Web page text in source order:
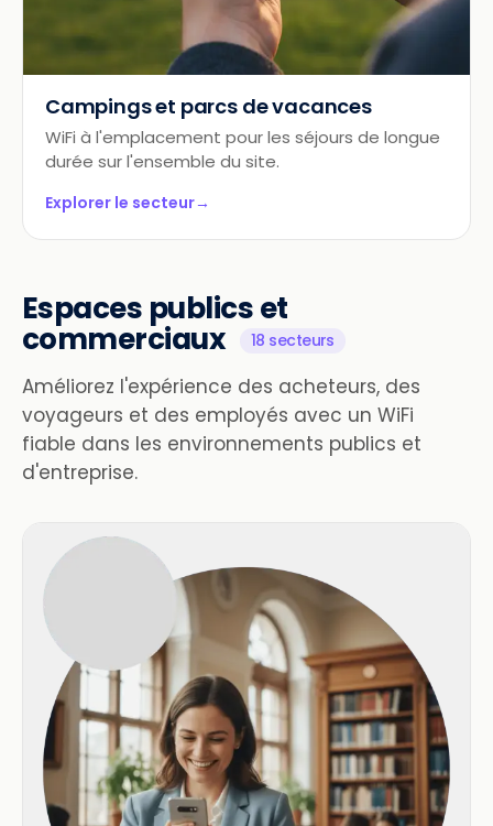
Campings et parcs de vacances
WiFi à l'emplacement pour les séjours de longue
durée sur l'ensemble du site.
Explorer le secteur→
Espaces publics et
commerciaux 18 secteurs
Améliorez l'expérience des acheteurs, des
voyageurs et des employés avec un WiFi
fiable dans les environnements publics et
d'entreprise.